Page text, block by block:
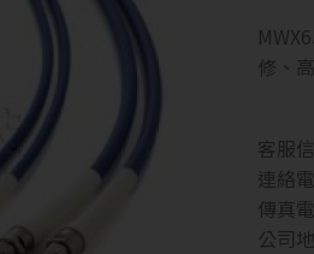
修、
客服
連絡
傳真
公司